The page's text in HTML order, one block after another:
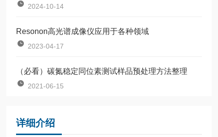
2024-10-14
Resonon高光谱成像仪应用于各种领域
2023-04-17
（必看）碳氮稳定同位素测试样品预处理方法整理
2021-06-15
详细介绍